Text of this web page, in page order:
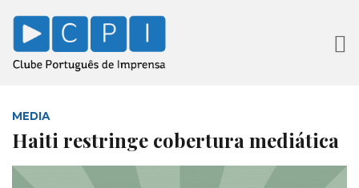
MEDIA
Haiti restringe cobertura mediática